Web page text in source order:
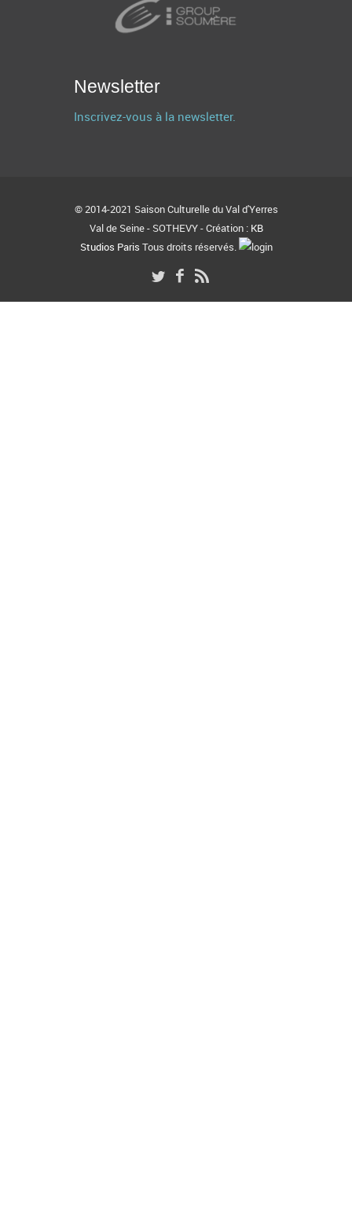
Newsletter
Inscrivez-vous à la newsletter.
© 2014-2021 Saison Culturelle du Val d'Yerres
Val de Seine - SOTHEVY - Création : KB
Studios Paris Tous droits réservés.